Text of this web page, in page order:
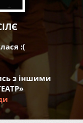
:(
з іншими